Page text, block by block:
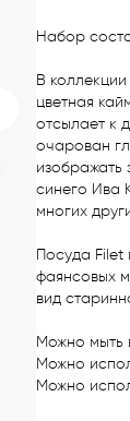
Next slide
Набор
В
цветная
отсылает к
очарован
изображать
синего Ива
многих
Посуда Filet
фаянсовых
вид
Можно мыть
Можно
Можно